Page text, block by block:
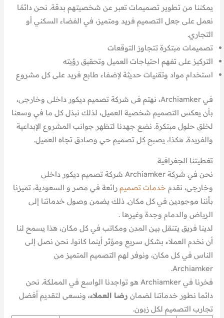
يمكننا من تطوير تصميمات تعبر عن شخصيتهم بدقة. نحن دائمًا
نعمل على جعل التصميم فريد ومتميز، في الفضاء السكني أو
التجاري.
تصميمات مبتكرة تتجاوز التوقعات
التركيز على تفهم احتياجات العميل وتحقيق رؤيته
استخدام مواد وتقنيات حديثة لإضفاء طابع فريد على كل مشروع
في Archiamker، نهتم فى شركة تصميم ديكور داخلى وخارجى،
بأن يعكس التصميم شخصية العميل، لذلك نبذل كل ما في وسعنا
لخلق حلول مبتكرة. نضع جهدنا لتظهر جوانب المشروع الإبداعية
والفريدة. هكذا، يصبح كل تصميم حي وصادق تجاه العميل.
تغطيتنا الجغرافية
نحن في شركة Archiamker شركة تصميم ديكور داخلى
وخارجى، نقدم خدمات تصميم رائعة في مصر و السعودية، تميزنا
بأننا موجودين في كل مكان. ذلك يضمن وصول خدماتنا إلى
الرياض والدمام وجدة وغيرها .
لدينا فريق يتنقل بين المدن ومكاتب في كل مكان، هذا يسمح لنا
أن نخدم العملاء بشكل سريع ومؤثر أينما كانوا. نحن نصل إلى
الناس في كل مكان، ونوفر لهم التصميم المتميز من
Archiamker.
فخرنا في Archiamker هو تواجدنا الواسع في المملكة. نحن
دائما نطور خدماتنا لضمان رضا العملاء، ونسعى لتقديم أفضل
تجارب التصميم لكل زبون.